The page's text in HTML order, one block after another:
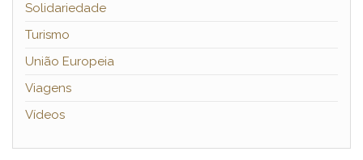
Solidariedade
Turismo
União Europeia
Viagens
Vídeos